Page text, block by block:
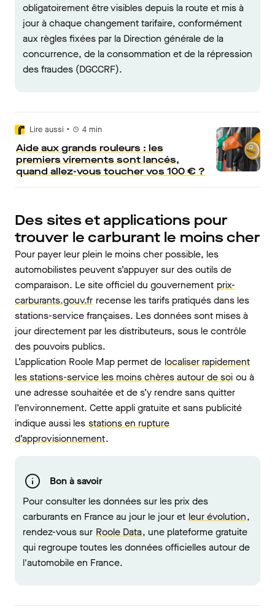
obligatoirement être visibles depuis la route et mis à
jour à chaque changement tarifaire, conformément
aux règles fixées par la Direction générale de la
concurrence, de la consommation et de la répression
des fraudes (DGCCRF).
Lire aussi • 4 min
Aide aux grands rouleurs : les
premiers virements sont lancés,
quand allez-vous toucher vos 100 € ?
Des sites et applications pour
trouver le carburant le moins cher
Pour payer leur plein le moins cher possible, les
automobilistes peuvent s’appuyer sur des outils de
comparaison. Le site officiel du gouvernement prix-
carburants.gouv.fr recense les tarifs pratiqués dans les
stations-service françaises. Les données sont mises à
jour directement par les distributeurs, sous le contrôle
des pouvoirs publics.
L’application Roole Map permet de localiser rapidement
les stations-service les moins chères autour de soi ou à
une adresse souhaitée et de s’y rendre sans quitter
l’environnement. Cette appli gratuite et sans publicité
indique aussi les stations en rupture
d’approvisionnement.
Bon à savoir
Pour consulter les données sur les prix des
carburants en France au jour le jour et leur évolution,
rendez-vous sur Roole Data, une plateforme gratuite
qui regroupe toutes les données officielles autour de
l'automobile en France.